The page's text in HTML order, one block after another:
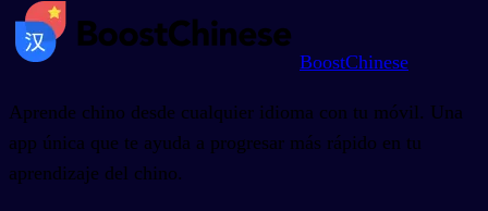
BoostChinese
Aprende chino desde cualquier idioma con tu móvil. Una
app única que te ayuda a progresar más rápido en tu
aprendizaje del chino.